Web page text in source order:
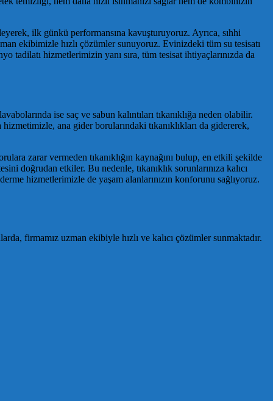
ilk günkü performansına kavuşturuyoruz. Ayrıca, sıhhi
ekibimizle hızlı çözümler sunuyoruz. Evinizdeki tüm su tesisatı
tadilatı hizmetlerimizin yanı sıra, tüm tesisat ihtiyaçlarınızda da
ise saç ve sabun kalıntıları tıkanıklığa neden olabilir.
ana gider borularındaki tıkanıklıkları da gidererek,
zarar vermeden tıkanıklığın kaynağını bulup, en etkili şekilde
doğrudan etkiler. Bu nedenle, tıkanıklık sorunlarınıza kalıcı
hizmetlerimizle de yaşam alanlarınızın konforunu sağlıyoruz.
firmamız uzman ekibiyle hızlı ve kalıcı çözümler sunmaktadır.